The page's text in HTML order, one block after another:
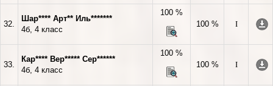
32.
Шар**** Арт** Иль*******
4б, 4 класс
100 %
100 %
I
33.
Кар**** Вер***** Сер******
4б, 4 класс
100 %
100 %
I